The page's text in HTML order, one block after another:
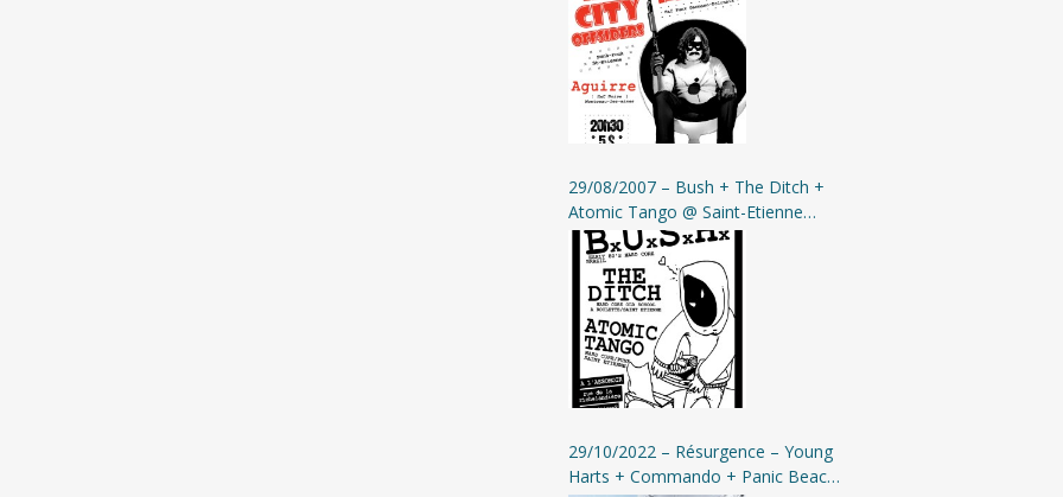
29/08/2007 – Bush + The Ditch +
Atomic Tango @ Saint-Etienne
(L’Assommoir)
29/10/2022 – Résurgence – Young
Harts + Commando + Panic Beach